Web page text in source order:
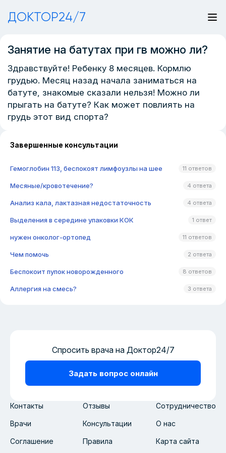
ДОКТОР24/7
Занятие на батутах при гв можно ли?
Здравствуйте! Ребенку 8 месяцев. Кормлю
грудью. Месяц назад начала заниматься на
батуте, знакомые сказали нельзя! Можно ли
прыгать на батуте? Как может повлиять на
грудь этот вид спорта?
Завершенные консультации
Гемоглобин 113, беспокоят лимфоузлы на шее 11 ответов
Месяные/кровотечение? 4 ответа
Анализ кала, лактазная недостаточность 4 ответа
Выделения в середине упаковки КОК 1 ответ
нужен онколог-ортопед 11 ответов
Чем помочь 2 ответа
Беспокоит пупок новорожденного 8 ответов
Аллергия на смесь? 3 ответа
Контакты Отзывы Сотрудничество
Врачи Консультации О нас
Соглашение Правила Карта сайта
Спросить врача на Доктор24/7
Задать вопрос онлайн